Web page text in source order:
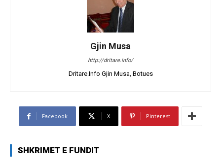
Gjin Musa
http://dritare.info/
Dritare.Info Gjin Musa, Botues
Facebook X Pinterest
SHKRIMET E FUNDIT